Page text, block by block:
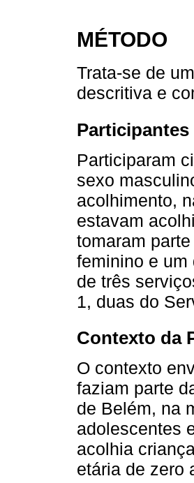
MÉTODO
Trata-se de
descritiva e
Participantes
Participaram
sexo
acolhimento,
estavam
tomaram
feminino e um
de três
1, duas do
Contexto da
O contexto
faziam parte
de Belém, na
adolescentes
acolhia
etária de zero